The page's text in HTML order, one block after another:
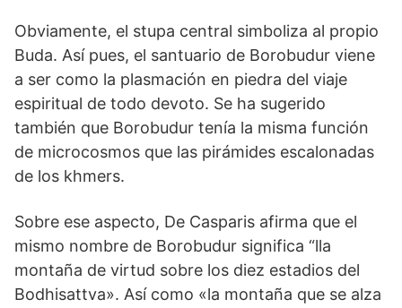
Obvia­mente, el stupa central simboliza al propio
Buda. Así pues, el santuario de Borobudur viene
a ser como la plasmación en piedra del viaje
espiritual de todo devoto. Se ha sugerido
también que Borobudur tenía la misma función
de microcosmos que las pirámides escalonadas
de los khmers.
Sobre ese aspecto, De Casparis afirma que el
mismo nombre de Borobudur significa “lla
montaña de virtud sobre los diez estadios del
Bodhisattva». Así como «la montaña que se alza